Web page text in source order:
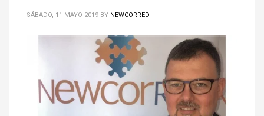
SÁBADO, 11 MAYO 2019 BY NEWCORRED